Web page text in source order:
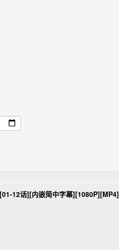
12话][内嵌简中字幕][1080P][MP4]